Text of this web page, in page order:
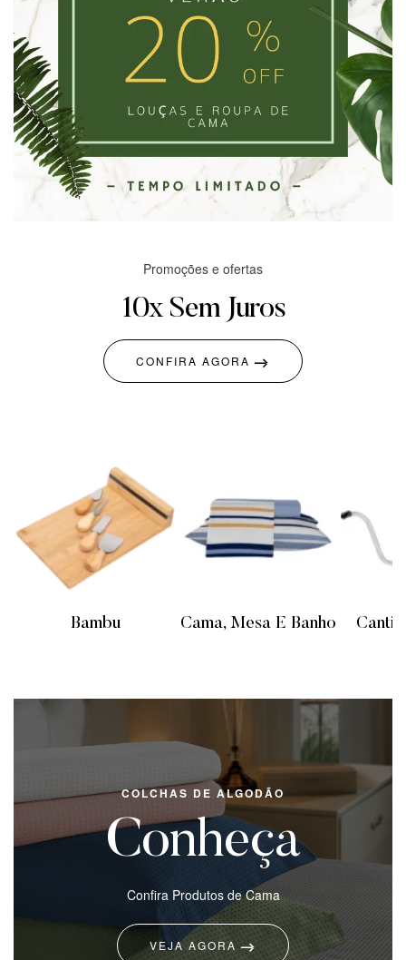
Promoções e ofertas
10x Sem Juros
CONFIRA AGORA
Bambu Cama, Mesa E Banho
COLCHAS DE ALGODÃO
Conheça
Confira Produtos de Cama
VEJA AGORA